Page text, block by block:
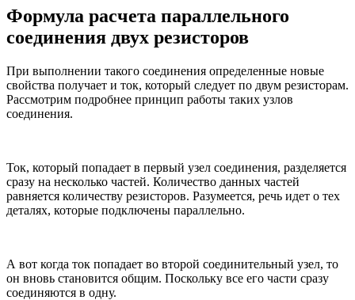
Формула расчета параллельного
соединения двух резисторов
При выполнении такого соединения определенные новые
свойства получает и ток, который следует по двум резисторам.
Рассмотрим подробнее принцип работы таких узлов
соединения.
Ток, который попадает в первый узел соединения, разделяется
сразу на несколько частей. Количество данных частей
равняется количеству резисторов. Разумеется, речь идет о тех
деталях, которые подключены параллельно.
А вот когда ток попадает во второй соединительный узел, то
он вновь становится общим. Поскольку все его части сразу
соединяются в одну.